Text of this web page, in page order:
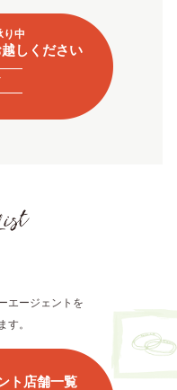
り中
しください
エージェントを
す。
ト店舗一覧